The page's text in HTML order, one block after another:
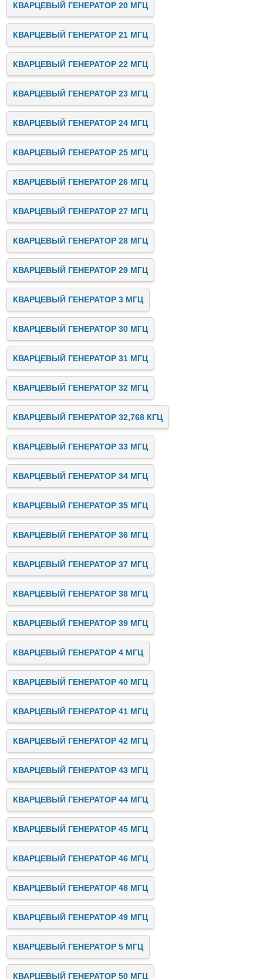
КВАРЦЕВЫЙ ГЕНЕРАТОР 20 МГЦ
КВАРЦЕВЫЙ ГЕНЕРАТОР 21 МГЦ
КВАРЦЕВЫЙ ГЕНЕРАТОР 22 МГЦ
КВАРЦЕВЫЙ ГЕНЕРАТОР 23 МГЦ
КВАРЦЕВЫЙ ГЕНЕРАТОР 24 МГЦ
КВАРЦЕВЫЙ ГЕНЕРАТОР 25 МГЦ
КВАРЦЕВЫЙ ГЕНЕРАТОР 26 МГЦ
КВАРЦЕВЫЙ ГЕНЕРАТОР 27 МГЦ
КВАРЦЕВЫЙ ГЕНЕРАТОР 28 МГЦ
КВАРЦЕВЫЙ ГЕНЕРАТОР 29 МГЦ
КВАРЦЕВЫЙ ГЕНЕРАТОР 3 МГЦ
КВАРЦЕВЫЙ ГЕНЕРАТОР 30 МГЦ
КВАРЦЕВЫЙ ГЕНЕРАТОР 31 МГЦ
КВАРЦЕВЫЙ ГЕНЕРАТОР 32 МГЦ
КВАРЦЕВЫЙ ГЕНЕРАТОР 32,768 КГЦ
КВАРЦЕВЫЙ ГЕНЕРАТОР 33 МГЦ
КВАРЦЕВЫЙ ГЕНЕРАТОР 34 МГЦ
КВАРЦЕВЫЙ ГЕНЕРАТОР 35 МГЦ
КВАРЦЕВЫЙ ГЕНЕРАТОР 36 МГЦ
КВАРЦЕВЫЙ ГЕНЕРАТОР 37 МГЦ
КВАРЦЕВЫЙ ГЕНЕРАТОР 38 МГЦ
КВАРЦЕВЫЙ ГЕНЕРАТОР 39 МГЦ
КВАРЦЕВЫЙ ГЕНЕРАТОР 4 МГЦ
КВАРЦЕВЫЙ ГЕНЕРАТОР 40 МГЦ
КВАРЦЕВЫЙ ГЕНЕРАТОР 41 МГЦ
КВАРЦЕВЫЙ ГЕНЕРАТОР 42 МГЦ
КВАРЦЕВЫЙ ГЕНЕРАТОР 43 МГЦ
КВАРЦЕВЫЙ ГЕНЕРАТОР 44 МГЦ
КВАРЦЕВЫЙ ГЕНЕРАТОР 45 МГЦ
КВАРЦЕВЫЙ ГЕНЕРАТОР 46 МГЦ
КВАРЦЕВЫЙ ГЕНЕРАТОР 48 МГЦ
КВАРЦЕВЫЙ ГЕНЕРАТОР 49 МГЦ
КВАРЦЕВЫЙ ГЕНЕРАТОР 5 МГЦ
КВАРЦЕВЫЙ ГЕНЕРАТОР 50 МГЦ